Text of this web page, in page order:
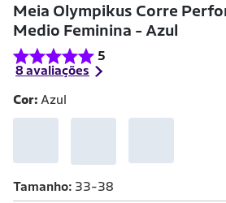
Meia Olympikus Corre
Medio Feminina - Azul
5
8 avaliações
Cor: Azul
Tamanho 33-38